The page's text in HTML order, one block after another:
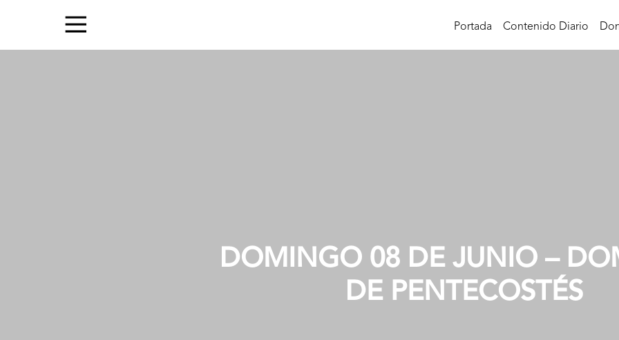
Portada Contenido Diario
DOMINGO 08 DE JUNIO –
DE PENTECOSTÉS